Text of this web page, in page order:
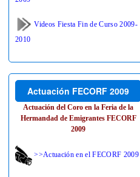
Videos Fiesta Fin de Curso 2009-
2010
Actuación FECORF 2009
Actuación del Coro en la Feria de la
Hermandad de Emigrantes FECORF
2009
>>Actuación en el FECORF 2009